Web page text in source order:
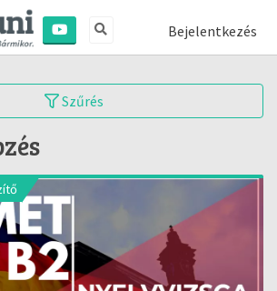
Bejelentkezés
Szűrés